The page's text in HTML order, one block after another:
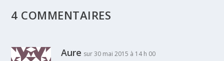
4 COMMENTAIRES
Aure sur 30 mai 2015 à 14 h 00